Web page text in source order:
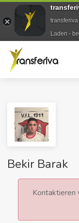
Bekir Barak
Kontaktieren
transferiva
Laden -